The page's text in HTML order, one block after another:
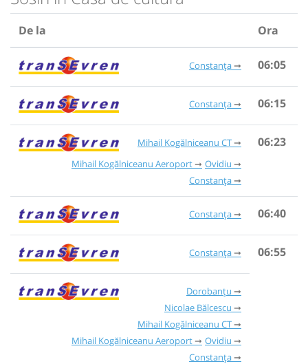
De la Ora
Constanța 06:05
Constanța 06:15
Mihail Kogălniceanu CT
Mihail Kogălniceanu Aeroport
Ovidiu
Constanța
06:23
Constanța 06:40
Constanța 06:55
Dorobanțu
Nicolae Bălcescu
Mihail Kogălniceanu CT
Mihail Kogălniceanu Aeroport
Ovidiu
Constanța